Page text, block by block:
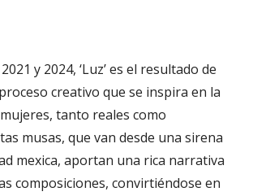
y 2024, ‘Luz’ es el resultado de
creativo que se inspira en la
tanto reales como
musas, que van desde una sirena
mexica, aportan una rica narrativa
composiciones, convirtiéndose en